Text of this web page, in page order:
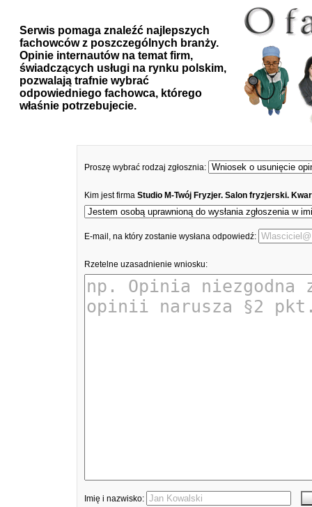
Serwis pomaga znaleźć najlepszych
fachowców z poszczególnych branży.
Opinie internautów na temat firm,
świadczących usługi na rynku polskim,
pozwalają trafnie wybrać
odpowiedniego fachowca, którego
właśnie potrzebujecie.
Proszę wybrać rodzaj zgłosznia:
Kim jest firma Studio M-Twój Fryzjer. Salon fryzjerski.
E-mail, na który zostanie wysłana odpowiedź:
Rzetelne uzasadnienie wniosku:
Imię i nazwisko: